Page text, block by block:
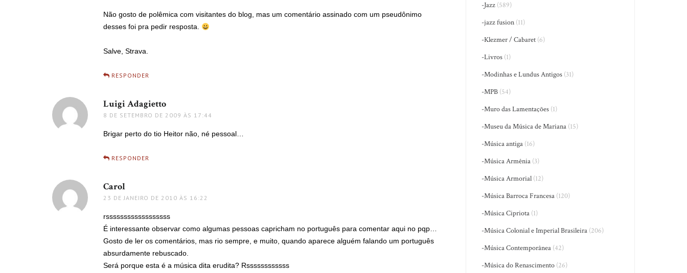
Não gosto de polêmica com visitantes do blog, mas um comentário assinado com um pseudônimo
desses foi pra pedir resposta.
Salve, Strava.
RESPONDER
Luigi Adagietto
8 DE SETEMBRO DE 2009 ÀS 17:44
Brigar perto do tio Heitor não, né pessoal…
RESPONDER
Carol
23 DE JANEIRO DE 2010 ÀS 16:22
rssssssssssssssssss
É interessante observar como algumas pessoas capricham no português para comentar aqui no pqp…
Gosto de ler os comentários, mas rio sempre, e muito, quando aparece alguém falando um português
absurdamente rebuscado.
Será porque esta é a música dita erudita? Rssssssssssss
-Jazz (589)
-jazz fusion (11)
-Klezmer / Cabaret (6)
-Livros (1)
-Modinhas e Lundus Antigos (31)
-MPB (54)
-Muro das Lamentações (1)
-Museu da Música de Mariana (15)
-Música antiga (16)
-Música Armênia (3)
-Música Armorial (12)
-Música Barroca Francesa (120)
-Música Cipriota (1)
-Música Colonial e Imperial Brasileira (206)
-Música Contemporânea (42)
-Música do Renascimento (26)